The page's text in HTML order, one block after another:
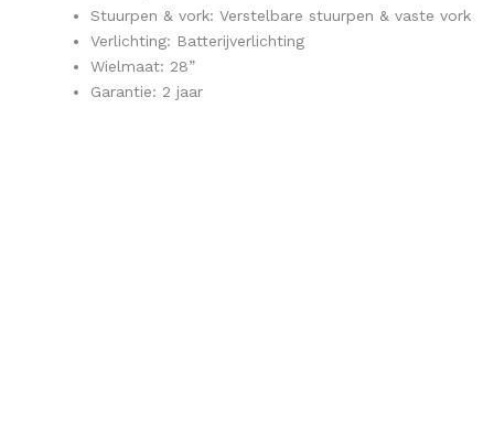
Stuurpen & vork: Verstelbare stuurpen & vaste vork
Verlichting: Batterijverlichting
Wielmaat: 28”
Garantie: 2 jaar